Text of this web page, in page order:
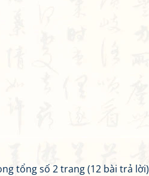
tổng số 2 trang (12 bài trả lời)